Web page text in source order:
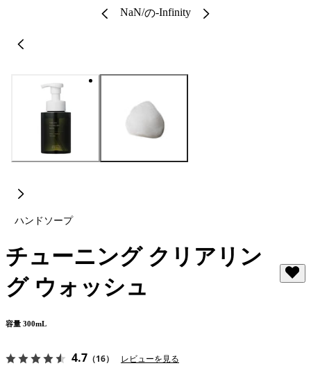
NaN/の-Infinity
ハンドソープ
チューニング クリアリン
グ ウォッシュ
容量 300mL
4.7 （16） レビューを見る